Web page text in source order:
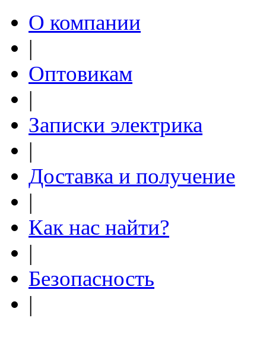
О компании
|
Оптовикам
|
Записки электрика
|
Доставка и получение
|
Как нас найти?
|
Безопасность
|